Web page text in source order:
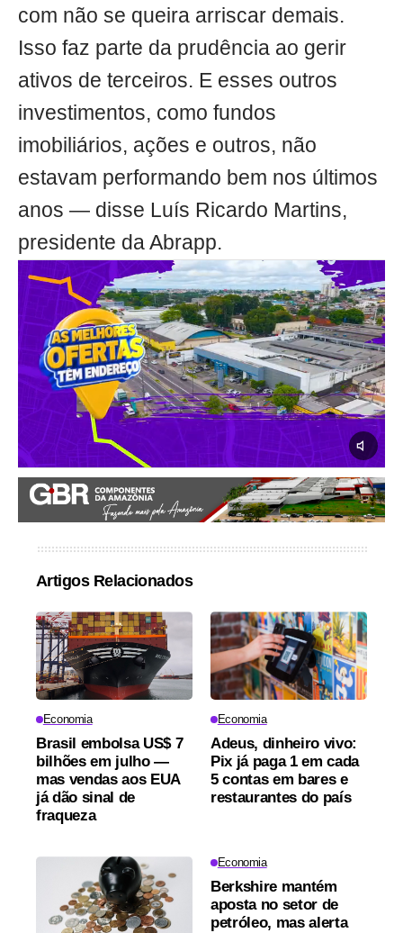
com não se queira arriscar demais.
Isso faz parte da prudência ao gerir
ativos de terceiros. E esses outros
investimentos, como fundos
imobiliários, ações e outros, não
estavam performando bem nos últimos
anos — disse Luís Ricardo Martins,
presidente da Abrapp.
Artigos Relacionados
Economia
Brasil embolsa US$ 7
bilhões em julho —
mas vendas aos EUA
já dão sinal de
fraqueza
Economia
Adeus, dinheiro vivo:
Pix já paga 1 em cada
5 contas em bares e
restaurantes do país
Economia
Berkshire mantém
aposta no setor de
petróleo, mas alerta